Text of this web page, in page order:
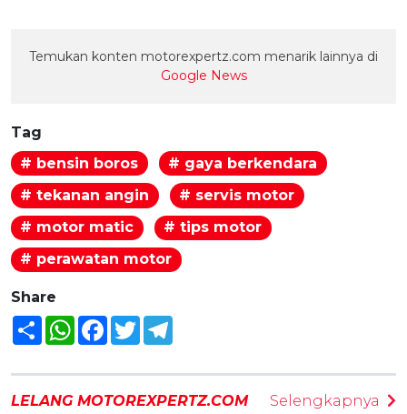
Temukan konten motorexpertz.com menarik lainnya di
Google News
Tag
# bensin boros
# gaya berkendara
# tekanan angin
# servis motor
# motor matic
# tips motor
# perawatan motor
Share
Share WhatsAppFacebook
Twitter
LELANG MOTOREXPERTZ.COM Selengkapnya